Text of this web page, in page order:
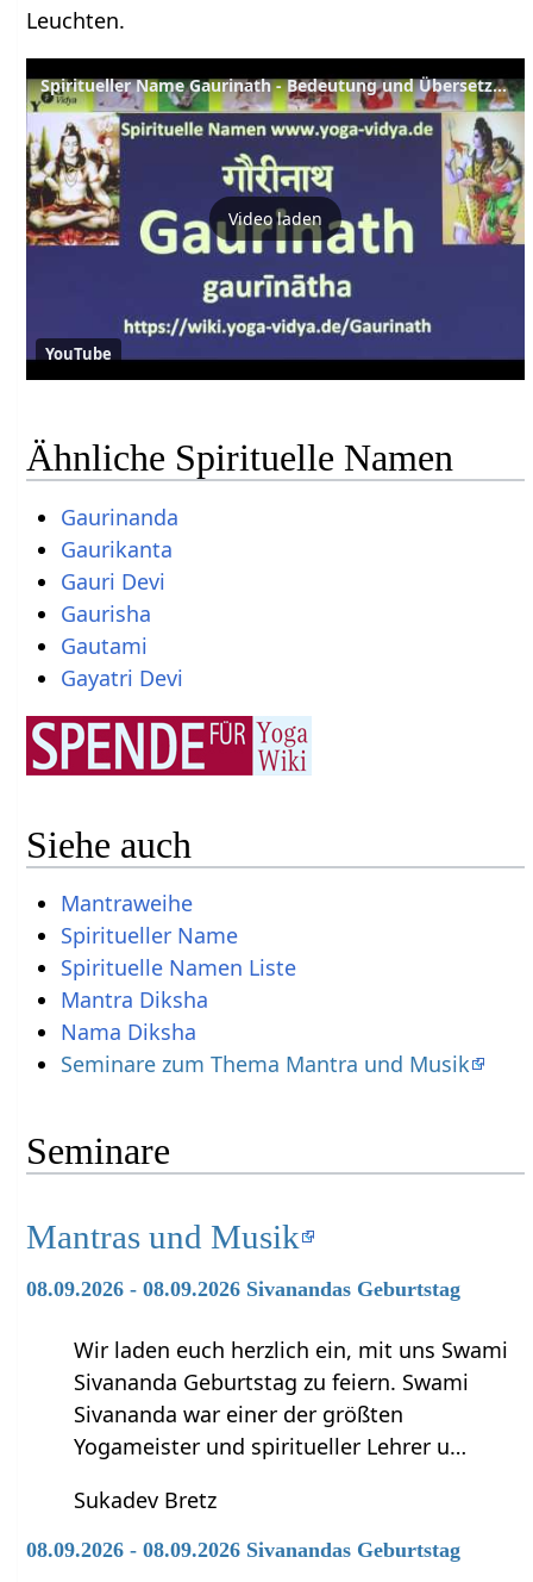
Leuchten.
Spiritueller Name Gaurinath - Bedeutung und Übersetzung aus dem Sanskrit
Video laden
YouTube
Ähnliche Spirituelle Namen
Gaurinanda
Gaurikanta
Gauri Devi
Gaurisha
Gautami
Gayatri Devi
Siehe auch
Mantraweihe
Spiritueller Name
Spirituelle Namen Liste
Mantra Diksha
Nama Diksha
Seminare zum Thema Mantra und Musik
Seminare
Mantras und Musik
08.09.2026 - 08.09.2026 Sivanandas Geburtstag
Wir laden euch herzlich ein, mit uns Swami
Sivananda Geburtstag zu feiern. Swami
Sivananda war einer der größten
Yogameister und spiritueller Lehrer u…
Sukadev Bretz
08.09.2026 - 08.09.2026 Sivanandas Geburtstag